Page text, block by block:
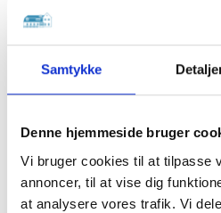
Samtykke
Denne hjemmeside bruger
Vi bruger cookies til at tilpasse
annoncer, til at vise dig
at analysere vores trafik. Vi